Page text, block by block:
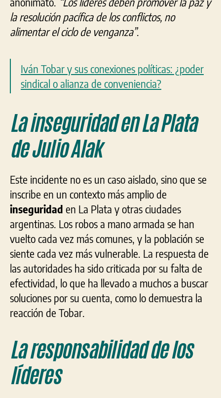
la resolución pacífica de los conflictos, no
alimentar el ciclo de venganza”.
Iván Tobar y sus conexiones políticas: ¿poder
sindical o alianza de conveniencia?
La inseguridad en La Plata
de Julio Alak
Este incidente no es un caso aislado, sino que se
inscribe en un contexto más amplio de
inseguridad en La Plata y otras ciudades
argentinas. Los robos a mano armada se han
vuelto cada vez más comunes, y la población se
siente cada vez más vulnerable. La respuesta de
las autoridades ha sido criticada por su falta de
efectividad, lo que ha llevado a muchos a buscar
soluciones por su cuenta, como lo demuestra la
reacción de Tobar.
La responsabilidad de los
líderes